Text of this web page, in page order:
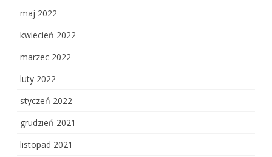
maj 2022
kwiecień 2022
marzec 2022
luty 2022
styczeń 2022
grudzień 2021
listopad 2021